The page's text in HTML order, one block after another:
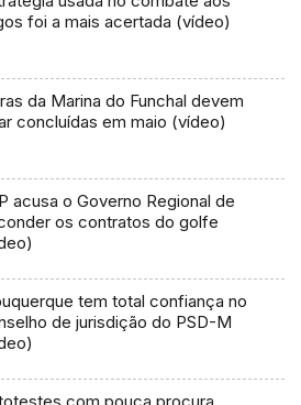
foi a mais acertada (vídeo)
da Marina do Funchal devem
concluídas em maio (vídeo)
acusa o Governo Regional de
os contratos do golfe
tem total confiança no
de jurisdição do PSD-M